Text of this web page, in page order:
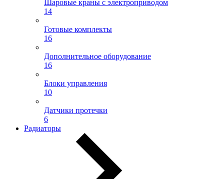
Шаровые краны с электроприводом
14
Готовые комплекты
16
Дополнительное оборудование
16
Блоки управления
10
Датчики протечки
6
Радиаторы